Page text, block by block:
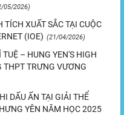
05/2026)
XUẤT SẮC TẠI CUỘC
(IOE) (21/04/2026)
– HUNG YEN'S HIGH
THPT TRƯNG VƯƠNG
DẤU ẤN TẠI GIẢI THỂ
YÊN NĂM HỌC 2025